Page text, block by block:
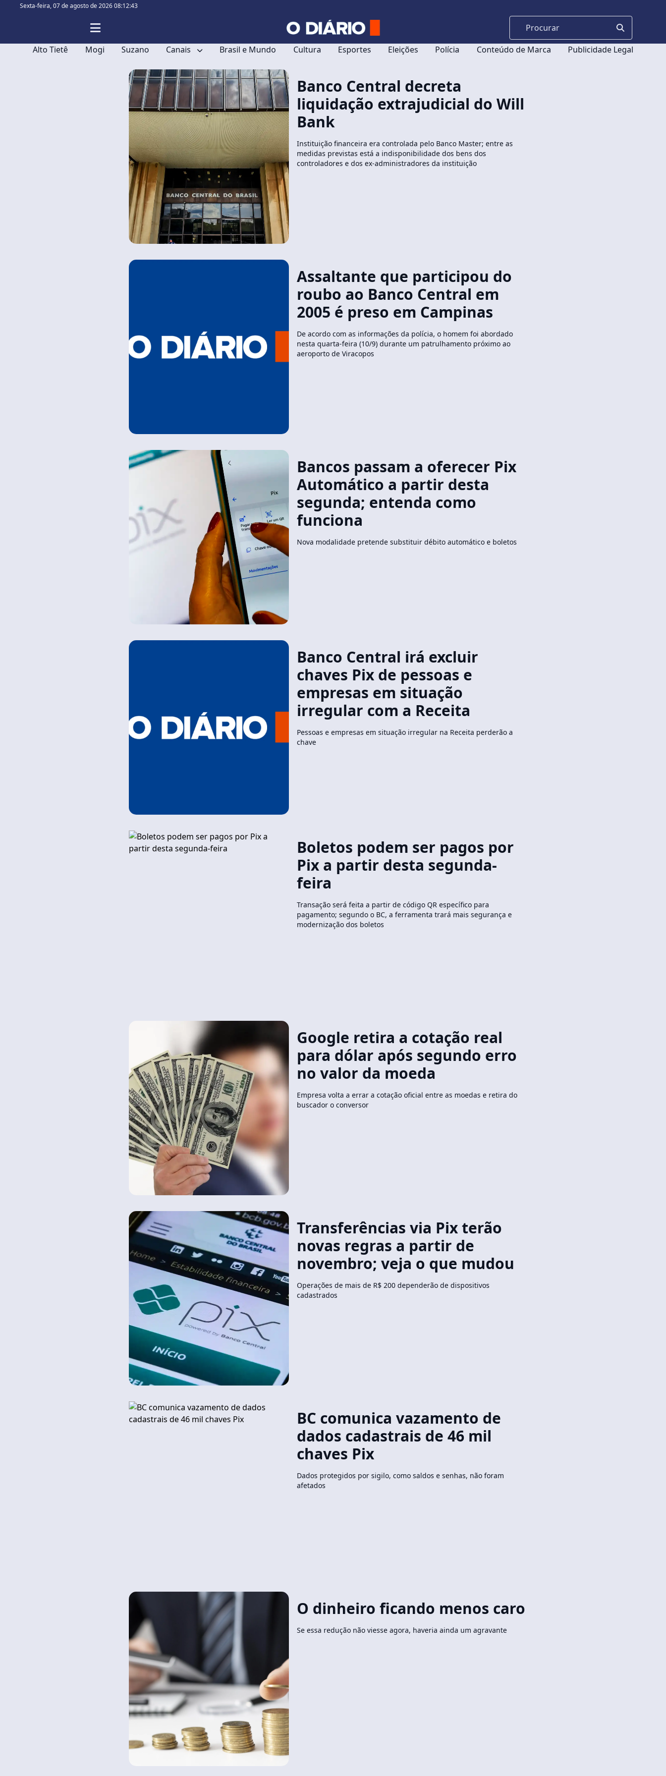
Sexta-feira,07 de agosto de 2026 08:12:44
Alto Tietê Mogi Suzano Canais Brasil e Mundo Cultura Esportes Eleições Polícia Conteúdo de Marca Publicidade Legal
Banco Central decreta
liquidação extrajudicial do Will
Bank
Instituição financeira era controlada pelo Banco Master; entre as
medidas previstas está a indisponibilidade dos bens dos
controladores e dos ex-administradores da instituição
Assaltante que participou do
roubo ao Banco Central em
2005 é preso em Campinas
De acordo com as informações da polícia, o homem foi abordado
nesta quarta-feira (10/9) durante um patrulhamento próximo ao
aeroporto de Viracopos
Bancos passam a oferecer Pix
Automático a partir desta
segunda; entenda como
funciona
Nova modalidade pretende substituir débito automático e boletos
Banco Central irá excluir
chaves Pix de pessoas e
empresas em situação
irregular com a Receita
Pessoas e empresas em situação irregular na Receita perderão a
chave
Boletos podem ser pagos por
Pix a partir desta segunda-
feira
Transação será feita a partir de código QR específico para
pagamento; segundo o BC, a ferramenta trará mais segurança e
modernização dos boletos
Google retira a cotação real
para dólar após segundo erro
no valor da moeda
Empresa volta a errar a cotação oficial entre as moedas e retira do
buscador o conversor
Transferências via Pix terão
novas regras a partir de
novembro; veja o que mudou
Operações de mais de R$ 200 dependerão de dispositivos
cadastrados
BC comunica vazamento de
dados cadastrais de 46 mil
chaves Pix
Dados protegidos por sigilo, como saldos e senhas, não foram
afetados
O dinheiro ficando menos caro
Se essa redução não viesse agora, haveria ainda um agravante